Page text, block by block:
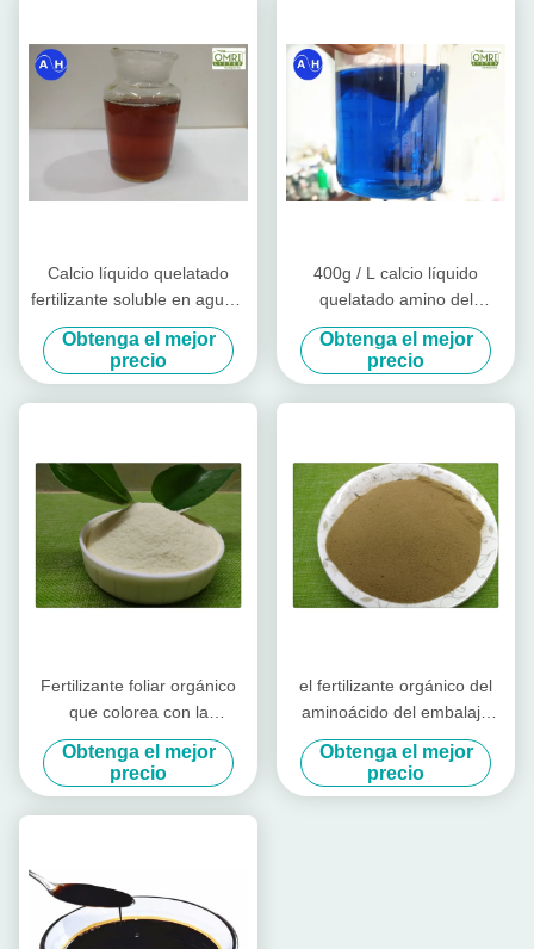
Calcio líquido quelatado
fertilizante soluble en agua y
boro del péptido amino del
taxi de AAL
Obtenga el mejor
precio
400g / L calcio líquido
quelatado amino del
fertilizante orgánico del
aminoácido con boro
Obtenga el mejor
precio
Fertilizante foliar orgánico
que colorea con la
fenilalanina y L - metionina
del aminoácido
Obtenga el mejor
precio
el fertilizante orgánico del
aminoácido del embalaje
20kg, aminoácido quelató el
polvo de los oligoelementos
Obtenga el mejor
precio